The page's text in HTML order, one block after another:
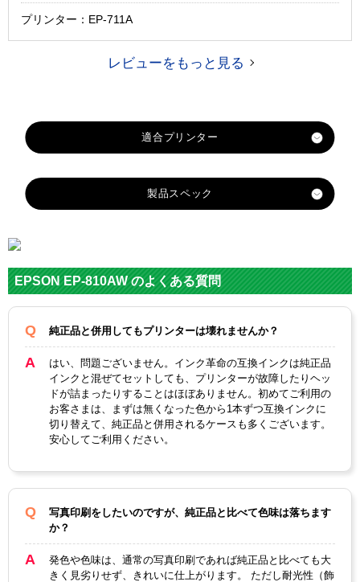
プリンター：EP-711A
レビューをもっと見る
製品スペック
対応
純正
型番
カラ
ー
ブラ
ック
シア
ン
マゼ
ンタ
イエ
ロー
ライ
トシ
アン
ライ
トマ
ゼン
タ
顔
ICチ
ップ
あり
製品
タイ
互換インク
EPSON EP-810AW のよくある質問
純正品と併用してもプリンターは壊れませんか？
はい、問題ございません。インク革命の互換インクは純正品
インクと混ぜてセットしても、プリンターが故障したりヘッ
ドが詰まったりすることはほぼありません。初めてご利用の
お客さまは、まずは無くなった色から1本ずつ互換インクに
切り替えて、純正品と併用されるケースも多くございます。
安心してご利用ください。
写真印刷をしたいのですが、純正品と比べて色味は落ちます
か？
発色や色味は、通常の写真印刷であれば純正品と比べても大
きく見劣りせず、きれいに仕上がります。 ただし耐光性（飾